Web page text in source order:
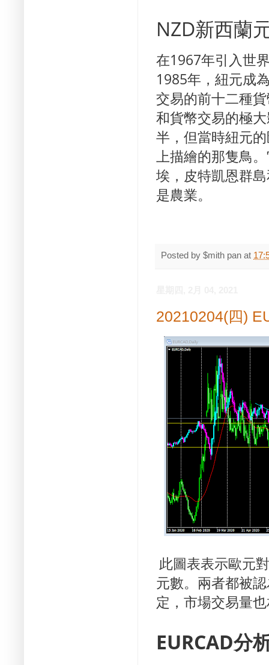
NZD新西蘭
在1967年引入世
1985年，紐元成
交易的前十二種
和貨幣交易的極
半，但當時紐元
上描繪的那隻鳥。
埃，皮特凱恩群
是農業。
Posted by $mith pan at
20210204(四)
此圖表表示歐元
元數。 兩者都被
定，市場交易量
EURCAD分